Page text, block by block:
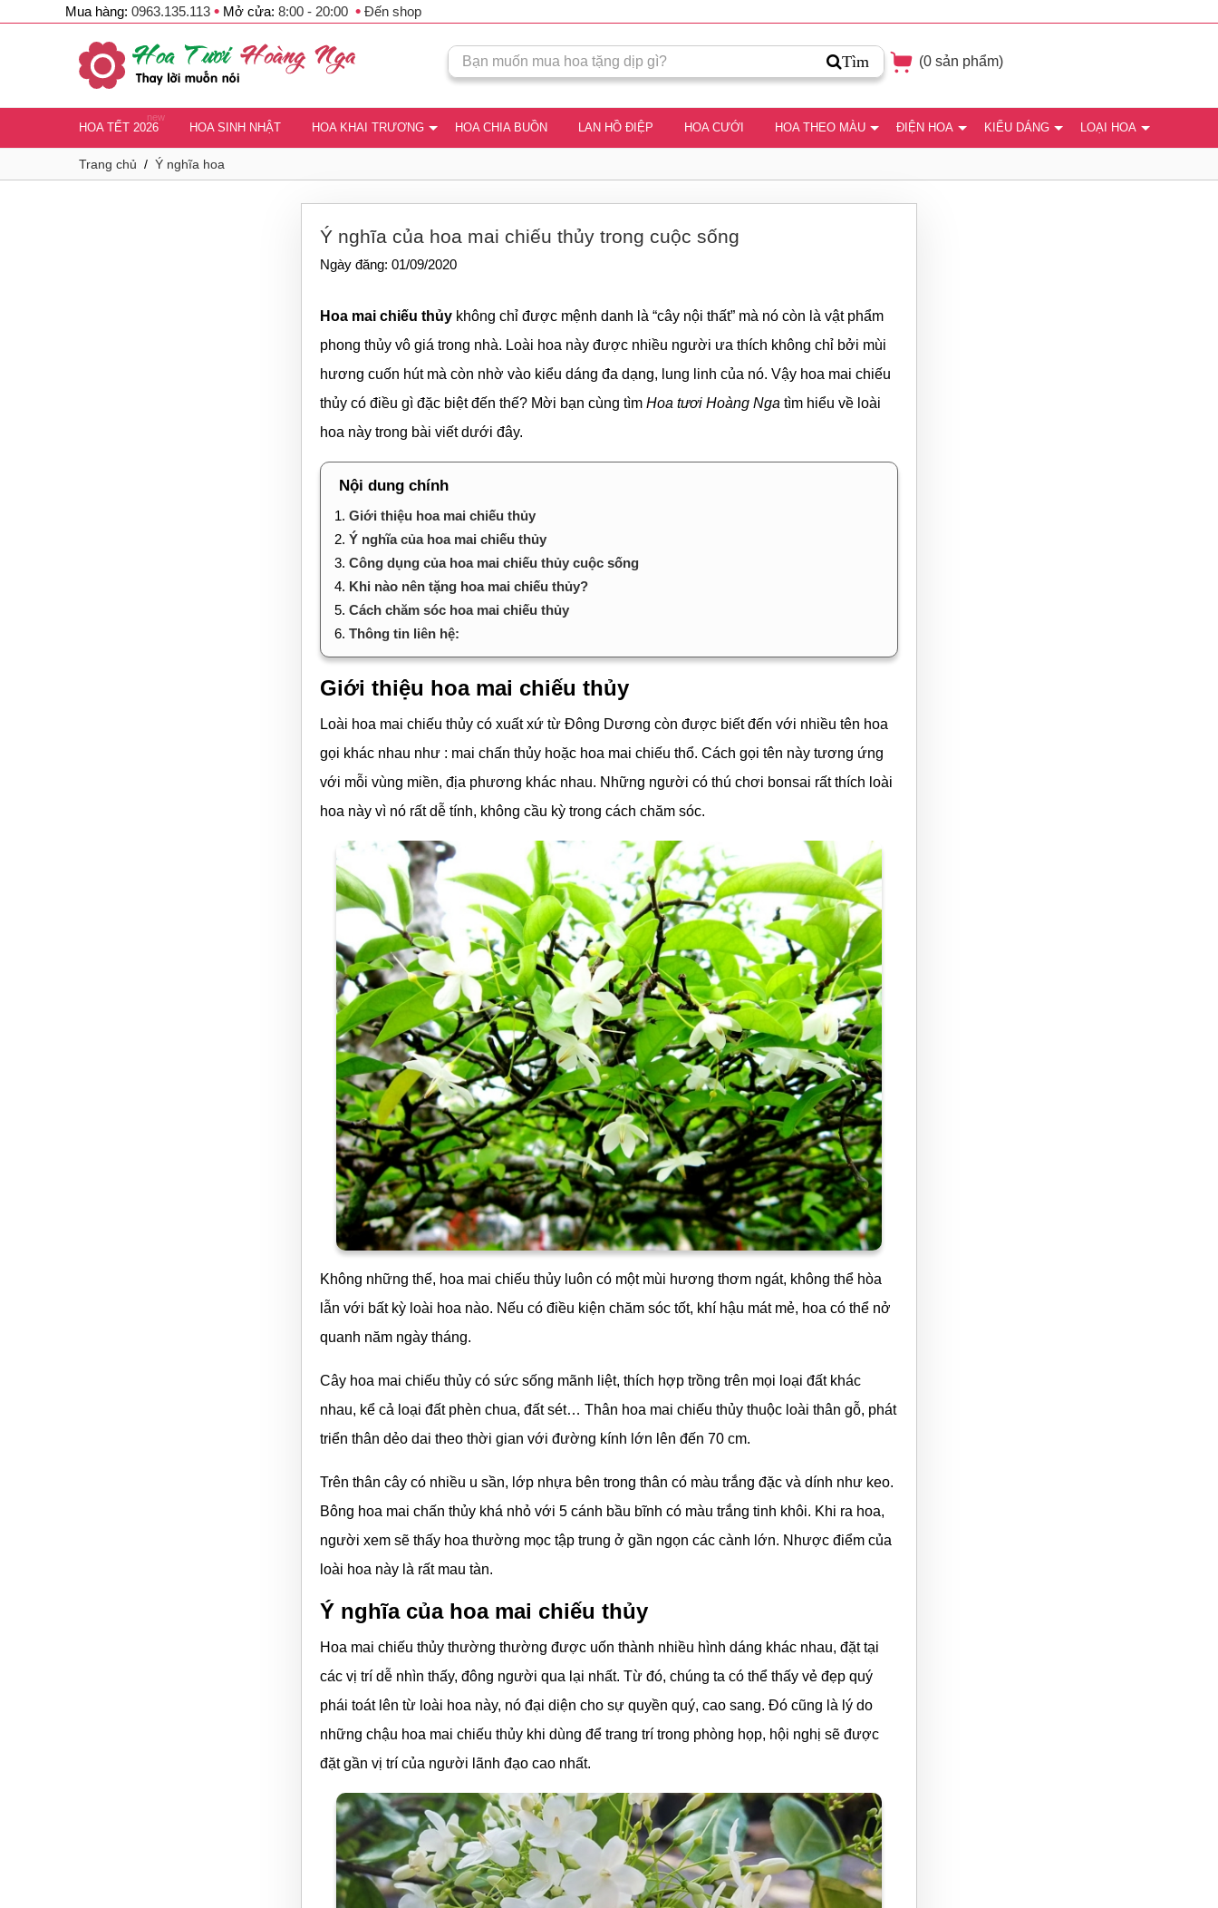
Mua hàng: 0963.135.113 • Mở cửa: 8:00 - 20:00 • Đến shop
Tìm (0 sản phẩm)
new
HOA TẾT 2026 HOA SINH NHẬT HOA KHAI TRƯƠNG HOA CHIA BUỒN LAN HỒ ĐIỆP HOA CƯỚI HOA THEO MÀU ĐIỆN HOA KIỂU DÁNG LOẠI HOA
Trang chủ / Ý nghĩa hoa
Ý nghĩa của hoa mai chiếu thủy trong cuộc sống
Ngày đăng: 01/09/2020
Hoa mai chiếu thủy không chỉ được mệnh danh là “cây nội thất” mà nó còn là vật phẩm
phong thủy vô giá trong nhà. Loài hoa này được nhiều người ưa thích không chỉ bởi mùi
hương cuốn hút mà còn nhờ vào kiểu dáng đa dạng, lung linh của nó. Vậy hoa mai chiếu
thủy có điều gì đặc biệt đến thế? Mời bạn cùng tìm Hoa tươi Hoàng Nga tìm hiểu về loài
hoa này trong bài viết dưới đây.
Nội dung chính
1. Giới thiệu hoa mai chiếu thủy
2. Ý nghĩa của hoa mai chiếu thủy
3. Công dụng của hoa mai chiếu thủy cuộc sống
4. Khi nào nên tặng hoa mai chiếu thủy?
5. Cách chăm sóc hoa mai chiếu thủy
6. Thông tin liên hệ:
Giới thiệu hoa mai chiếu thủy
Loài hoa mai chiếu thủy có xuất xứ từ Đông Dương còn được biết đến với nhiều tên hoa
gọi khác nhau như : mai chấn thủy hoặc hoa mai chiếu thổ. Cách gọi tên này tương ứng
với mỗi vùng miền, địa phương khác nhau. Những người có thú chơi bonsai rất thích loài
hoa này vì nó rất dễ tính, không cầu kỳ trong cách chăm sóc.
Không những thế, hoa mai chiếu thủy luôn có một mùi hương thơm ngát, không thể hòa
lẫn với bất kỳ loài hoa nào. Nếu có điều kiện chăm sóc tốt, khí hậu mát mẻ, hoa có thể nở
quanh năm ngày tháng.
Cây hoa mai chiếu thủy có sức sống mãnh liệt, thích hợp trồng trên mọi loại đất khác
nhau, kể cả loại đất phèn chua, đất sét… Thân hoa mai chiếu thủy thuộc loài thân gỗ, phát
triển thân dẻo dai theo thời gian với đường kính lớn lên đến 70 cm.
Trên thân cây có nhiều u sần, lớp nhựa bên trong thân có màu trắng đặc và dính như keo.
Bông hoa mai chấn thủy khá nhỏ với 5 cánh bầu bĩnh có màu trắng tinh khôi. Khi ra hoa,
người xem sẽ thấy hoa thường mọc tập trung ở gần ngọn các cành lớn. Nhược điểm của
loài hoa này là rất mau tàn.
Ý nghĩa của hoa mai chiếu thủy
Hoa mai chiếu thủy thường thường được uốn thành nhiều hình dáng khác nhau, đặt tại
các vị trí dễ nhìn thấy, đông người qua lại nhất. Từ đó, chúng ta có thể thấy vẻ đẹp quý
phái toát lên từ loài hoa này, nó đại diện cho sự quyền quý, cao sang. Đó cũng là lý do
những chậu hoa mai chiếu thủy khi dùng để trang trí trong phòng họp, hội nghị sẽ được
đặt gần vị trí của người lãnh đạo cao nhất.